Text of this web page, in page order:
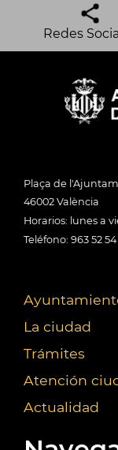
Redes
Plaça de
46002 València
Horarios: lunes a
Teléfono: 963 52
La ciudad
Trámites
Atención
Actualidad